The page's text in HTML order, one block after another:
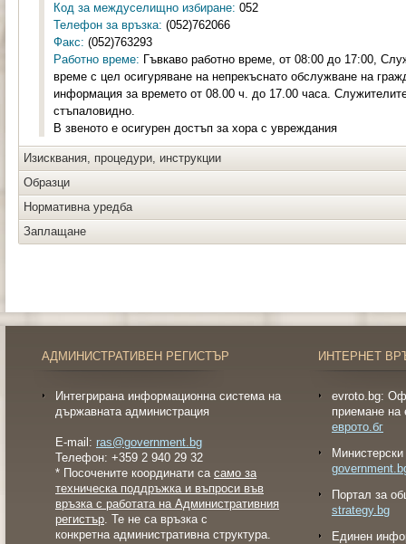
Код за междуселищно избиране: 052
Телефон за връзка: (052)762066
Факс: (052)763293
Работно време: Гъвкаво работно време, от 08:00 до 17:00,
време с цел осигуряване на непрекъснато обслужване на
информация за времето от 08.00 ч. до 17.00 часа.
стъпаловидно.
В звеното е осигурен достъп за хора с увреждания
Изисквания, процедури, инструкции
Образци
Нормативна уредба
Заплащане
АДМИНИСТРАТИВЕН РЕГИСТЪР
Интегрирана информационна система на
държавната администрация
E-mail: ras@government.bg
Телефон: +359 2 940 29 32
* Посочените координати са само за
техническа поддръжка и въпроси във
връзка с работата на Административния
регистър. Те не са връзка с
конкретна административна структура.
ИНТЕРНЕТ
evroto.bg:
приемане на
еврото.бг
Портал за
strategy.bg
Eдинен